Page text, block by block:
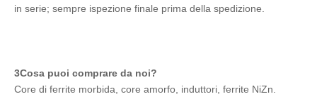
in serie; sempre ispezione finale prima della spedizione.
3Cosa puoi comprare da noi?
Core di ferrite morbida, core amorfo, induttori, ferrite NiZn.